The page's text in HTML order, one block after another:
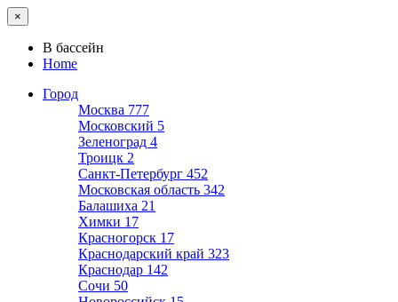
×
В бассейн
Home
Город
Москва 777
Московский 5
Зеленоград 4
Троицк 2
Санкт-Петербург 452
Московская область 342
Балашиха 21
Химки 17
Красногорск 17
Краснодарский край 323
Краснодар 142
Сочи 50